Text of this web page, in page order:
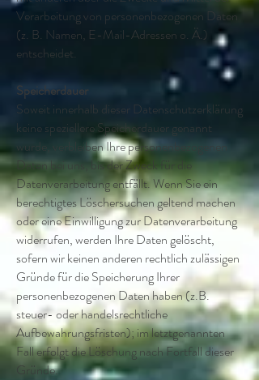
Verarbeitung von personenbezogenen Daten
(z. B. Namen, E-Mail-Adressen o. Ä.)
entscheidet.
Speicherdauer
Soweit innerhalb dieser Datenschutzerklärung
keine speziellere Speicherdauer genannt
wurde, verbleiben Ihre personenbezogenen
Daten bei uns, bis der Zweck für die
Datenverarbeitung entfällt. Wenn Sie ein
berechtigtes Löschersuchen geltend machen
oder eine Einwilligung zur Datenverarbeitung
widerrufen, werden Ihre Daten gelöscht,
sofern wir keinen anderen rechtlich zulässigen
Gründe für die Speicherung Ihrer
personenbezogenen Daten haben (z.B.
steuer- oder handelsrechtliche
Aufbewahrungsfristen); im letztgenannten
Fall erfolgt die Löschung nach Fortfall dieser
Gründe.